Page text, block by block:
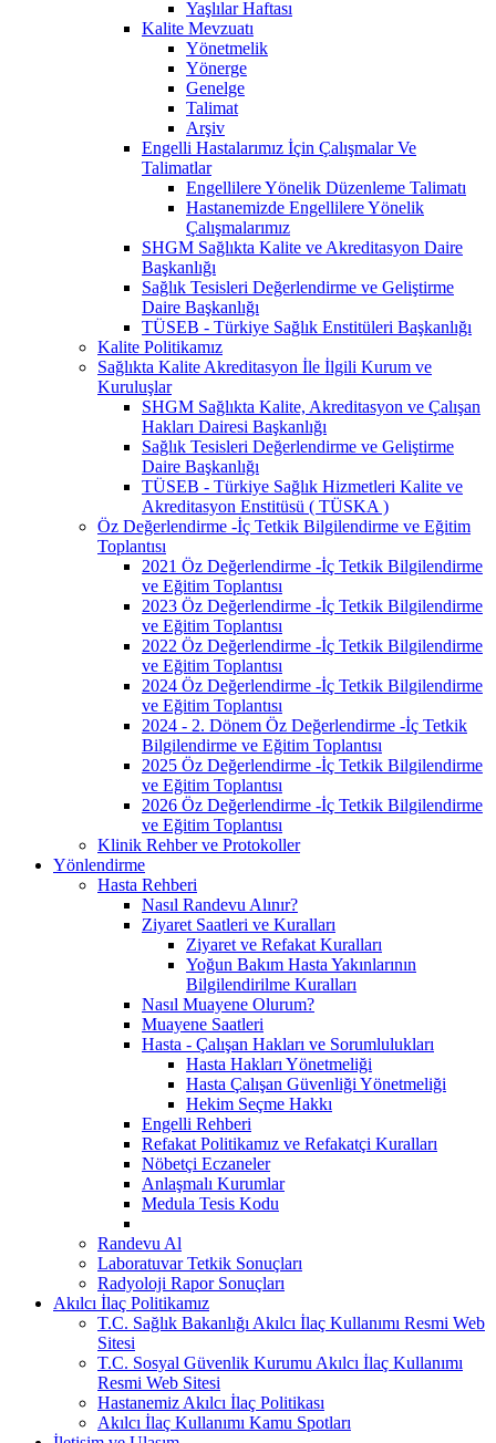
Yaşlılar Haftası
Kalite Mevzuatı
Yönetmelik
Yönerge
Genelge
Talimat
Arşiv
Engelli Hastalarımız İçin Çalışmalar Ve
Talimatlar
Engellilere Yönelik Düzenleme Talimatı
Hastanemizde Engellilere Yönelik
Çalışmalarımız
SHGM Sağlıkta Kalite ve Akreditasyon Daire
Başkanlığı
Sağlık Tesisleri Değerlendirme ve Geliştirme
Daire Başkanlığı
TÜSEB - Türkiye Sağlık Enstitüleri Başkanlığı
Kalite Politikamız
Sağlıkta Kalite Akreditasyon İle İlgili Kurum ve
Kuruluşlar
SHGM Sağlıkta Kalite, Akreditasyon ve Çalışan
Hakları Dairesi Başkanlığı
Sağlık Tesisleri Değerlendirme ve Geliştirme
Daire Başkanlığı
TÜSEB - Türkiye Sağlık Hizmetleri Kalite ve
Akreditasyon Enstitüsü ( TÜSKA )
Öz Değerlendirme -İç Tetkik Bilgilendirme ve Eğitim
Toplantısı
2021 Öz Değerlendirme -İç Tetkik Bilgilendirme
ve Eğitim Toplantısı
2023 Öz Değerlendirme -İç Tetkik Bilgilendirme
ve Eğitim Toplantısı
2022 Öz Değerlendirme -İç Tetkik Bilgilendirme
ve Eğitim Toplantısı
2024 Öz Değerlendirme -İç Tetkik Bilgilendirme
ve Eğitim Toplantısı
2024 - 2. Dönem Öz Değerlendirme -İç Tetkik
Bilgilendirme ve Eğitim Toplantısı
2025 Öz Değerlendirme -İç Tetkik Bilgilendirme
ve Eğitim Toplantısı
2026 Öz Değerlendirme -İç Tetkik Bilgilendirme
ve Eğitim Toplantısı
Klinik Rehber ve Protokoller
Yönlendirme
Hasta Rehberi
Nasıl Randevu Alınır?
Ziyaret Saatleri ve Kuralları
Ziyaret ve Refakat Kuralları
Yoğun Bakım Hasta Yakınlarının
Bilgilendirilme Kuralları
Nasıl Muayene Olurum?
Muayene Saatleri
Hasta - Çalışan Hakları ve Sorumlulukları
Hasta Hakları Yönetmeliği
Hasta Çalışan Güvenliği Yönetmeliği
Hekim Seçme Hakkı
Engelli Rehberi
Refakat Politikamız ve Refakatçi Kuralları
Nöbetçi Eczaneler
Anlaşmalı Kurumlar
Medula Tesis Kodu
Randevu Al
Laboratuvar Tetkik Sonuçları
Radyoloji Rapor Sonuçları
Akılcı İlaç Politikamız
T.C. Sağlık Bakanlığı Akılcı İlaç Kullanımı Resmi Web
Sitesi
T.C. Sosyal Güvenlik Kurumu Akılcı İlaç Kullanımı
Resmi Web Sitesi
Hastanemiz Akılcı İlaç Politikası
Akılcı İlaç Kullanımı Kamu Spotları